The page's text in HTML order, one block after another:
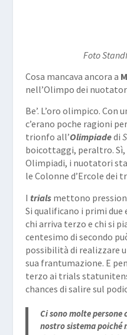
Foto
Cosa mancava ancora a
nell’Olimpo dei
Be’. L’oro olimpico. Con
c’erano poche ragioni
trionfo all’Olimpiadedi
boicottaggi, peraltro. Sì,
Olimpiadi, i nuotatori
le Colonne d’Ercole dei
I trialsmettono
Si qualificano i primi due
chi arriva terzo e chi si
centesimo di secondo
possibilità di realizzare
sua frantumazione. E
terzo ai trials
chances di salire sul
Ci sono molte
nostro sistema poiché